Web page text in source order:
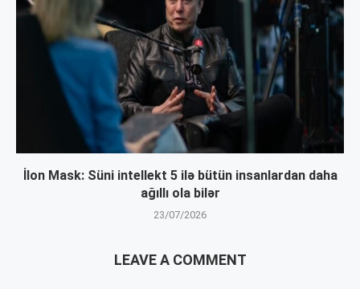
İlon Mask: Süni intellekt 5 ilə bütün insanlardan daha
ağıllı ola bilər
23/07/2026
LEAVE A COMMENT